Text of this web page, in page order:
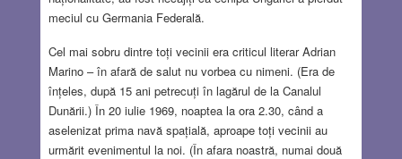
meciul cu Germania Federală.
Cel mai sobru dintre toți vecinii era criticul literar Adrian
Marino – în afară de salut nu vorbea cu nimeni. (Era de
înțeles, după 15 ani petrecuți în lagărul de la Canalul
Dunării.) În 20 iulie 1969, noaptea la ora 2.30, când a
aselenizat prima navă spațială, aproape toți vecinii au
urmărit evenimentul la noi. (În afara noastră, numai două